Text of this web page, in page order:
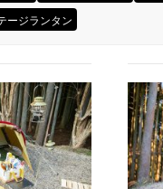
ージランタン